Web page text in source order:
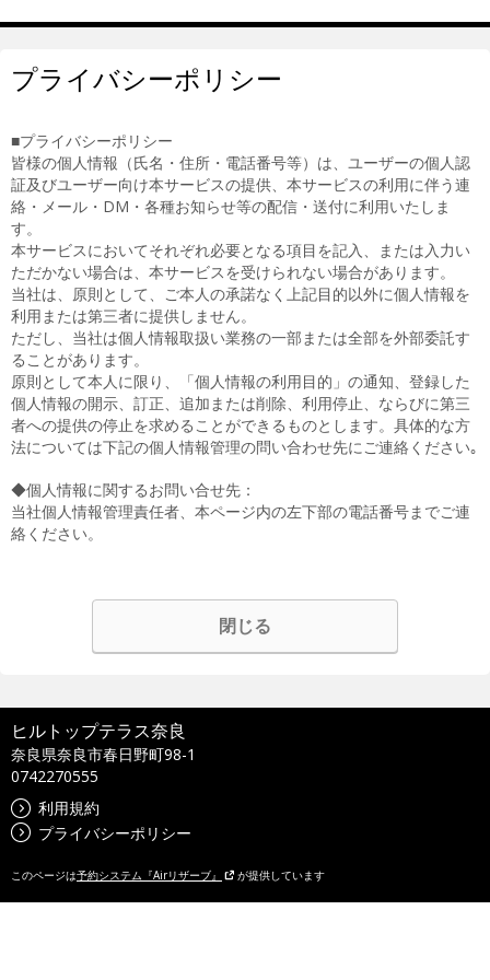
プライバシーポリシー
■プライバシーポリシー
皆様の個人情報（氏名・住所・電話番号等）は、ユーザーの個人認
証及びユーザー向け本サービスの提供、本サービスの利用に伴う連
絡・メール・DM・各種お知らせ等の配信・送付に利用いたしま
す。
本サービスにおいてそれぞれ必要となる項目を記入、または入力い
ただかない場合は、本サービスを受けられない場合があります。
当社は、原則として、ご本人の承諾なく上記目的以外に個人情報を
利用または第三者に提供しません。
ただし、当社は個人情報取扱い業務の一部または全部を外部委託す
ることがあります。
原則として本人に限り、「個人情報の利用目的」の通知、登録した
個人情報の開示、訂正、追加または削除、利用停止、ならびに第三
者への提供の停止を求めることができるものとします。具体的な方
法については下記の個人情報管理の問い合わせ先にご連絡ください｡
◆個人情報に関するお問い合せ先：
当社個人情報管理責任者、本ページ内の左下部の電話番号までご連
絡ください。
閉じる
ヒルトップテラス奈良
奈良県奈良市春日野町98-1
0742270555
利用規約
プライバシーポリシー
このページは予約システム『Airリザーブ』 が提供しています